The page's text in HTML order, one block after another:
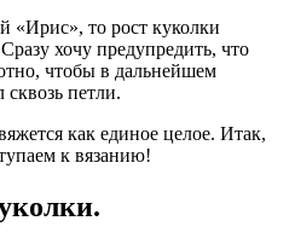
«Ирис», то рост куколки
хочу предупредить, что
чтобы в дальнейшем
петли.
как единое целое. Итак,
к вязанию!